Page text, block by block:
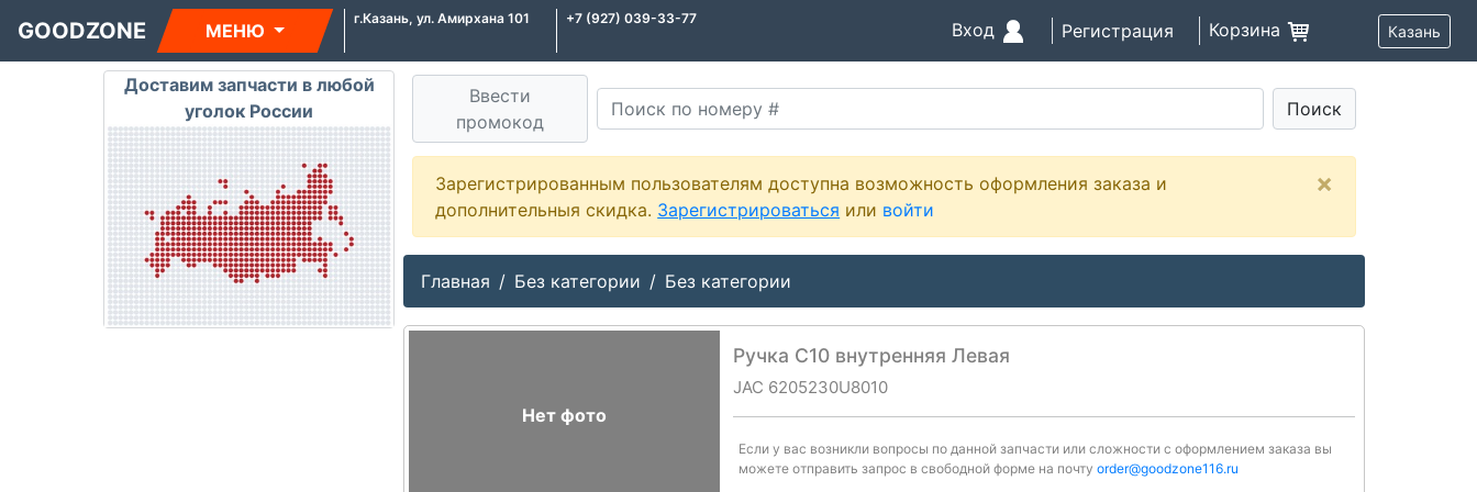
GOODZONE МЕНЮ
г.Казань, ул. Амирхана 101 +7 (927) 039-33-77
Вход Регистрация Корзина Казань
Доставим запчасти в любой
уголок России
Ввести
промокод
Поиск
Зарегистрированным пользователям доступна возможность оформления заказа и
дополнительныя скидка. Зарегистрироваться или войти
×
Главная Без категории Без категории
Нет фото
Ручка С10 внутренняя Левая
JAC 6205230U8010
Если у вас возникли вопросы по данной запчасти или сложности с оформлением заказа вы
можете отправить запрос в свободной форме на почтуorder@goodzone116.ru